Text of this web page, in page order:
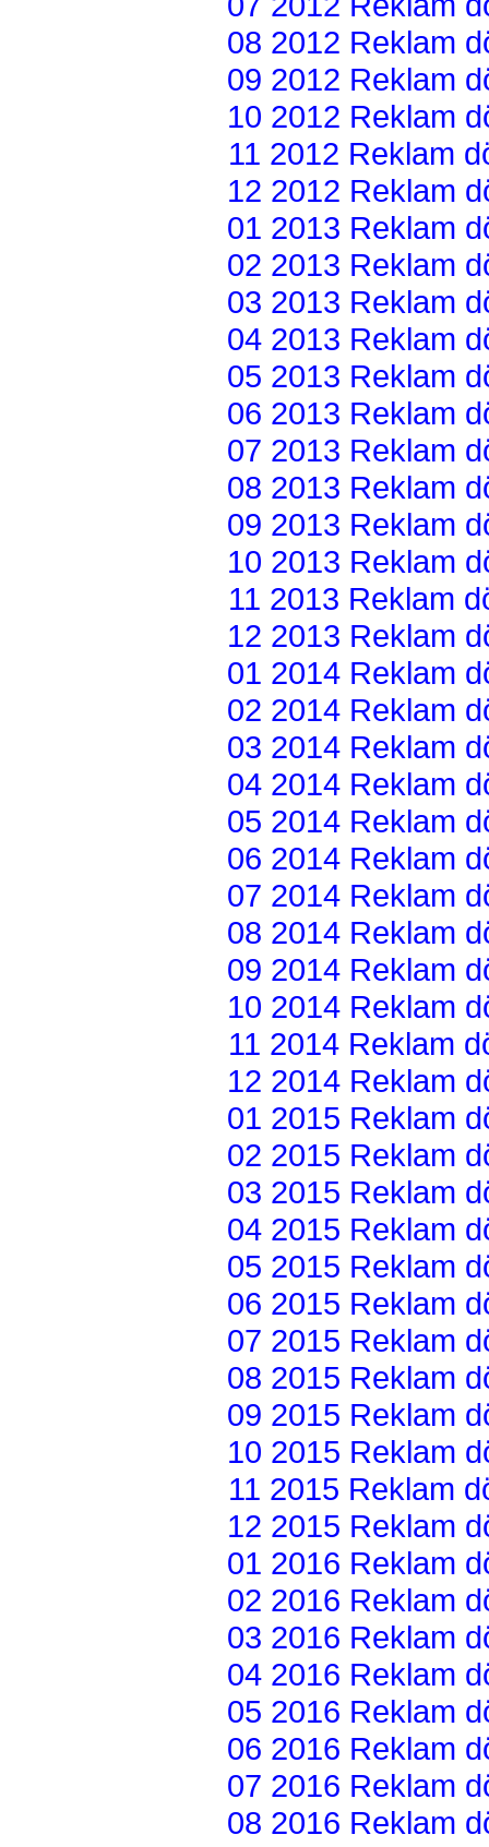
08 2012 Reklam
09 2012 Reklam
10 2012 Reklam
11 2012 Reklam
12 2012 Reklam
01 2013 Reklam
02 2013 Reklam
03 2013 Reklam
04 2013 Reklam
05 2013 Reklam
06 2013 Reklam
07 2013 Reklam
08 2013 Reklam
09 2013 Reklam
10 2013 Reklam
11 2013 Reklam
12 2013 Reklam
01 2014 Reklam
02 2014 Reklam
03 2014 Reklam
04 2014 Reklam
05 2014 Reklam
06 2014 Reklam
07 2014 Reklam
08 2014 Reklam
09 2014 Reklam
10 2014 Reklam
11 2014 Reklam
12 2014 Reklam
01 2015 Reklam
02 2015 Reklam
03 2015 Reklam
04 2015 Reklam
05 2015 Reklam
06 2015 Reklam
07 2015 Reklam
08 2015 Reklam
09 2015 Reklam
10 2015 Reklam
11 2015 Reklam
12 2015 Reklam
01 2016 Reklam
02 2016 Reklam
03 2016 Reklam
04 2016 Reklam
05 2016 Reklam
06 2016 Reklam
07 2016 Reklam
08 2016 Reklam